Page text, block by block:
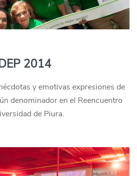
2014
y emotivas expresiones de
denominador en el Reencuentro
de Piura.